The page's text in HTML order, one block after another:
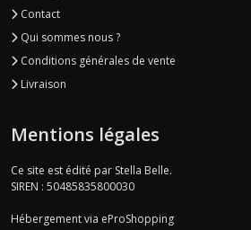
Contact
Qui sommes nous ?
Conditions générales de vente
Livraison
Mentions légales
Ce site est édité par Stella Belle.
SIREN : 50485835800030
Hébergement via eProShopping